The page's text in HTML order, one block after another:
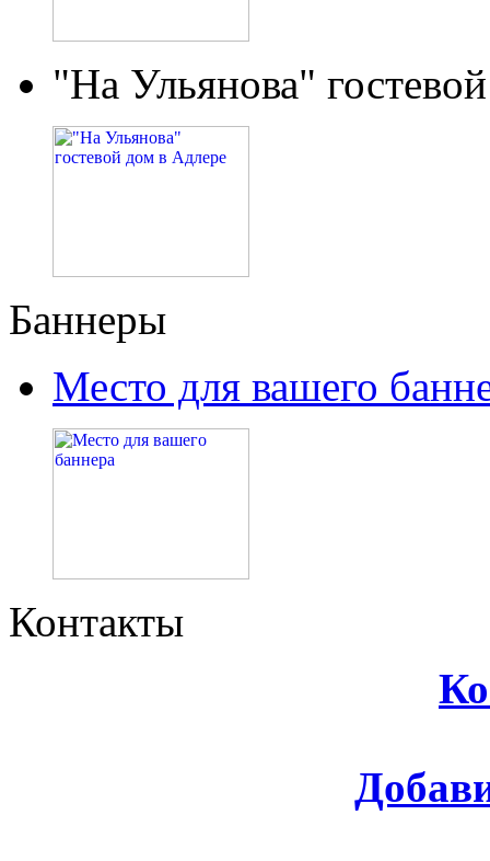
"На Ульянова"
Баннеры
Место для вашего
Контакты